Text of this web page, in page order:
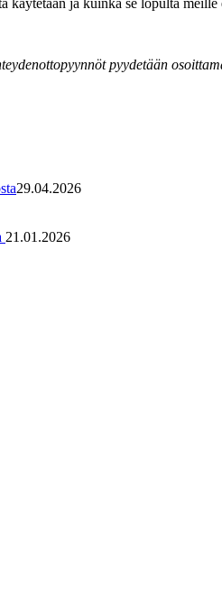
pyydetään
29.04.2026
21.01.2026